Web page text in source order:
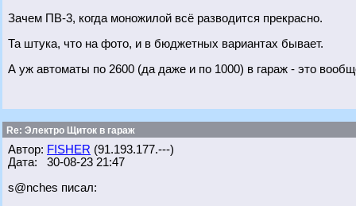
Зачем ПВ-3, когда моножилой всё разводится прекрасно.
Та штука, что на фото, и в бюджетных вариантах бывает.
А уж автоматы по 2600 (да даже и по 1000) в гараж - это
Re: Электро Щиток в гараж
Автор: FISHER (91.193.177.---)
Дата: 30-08-23 21:47
s@nches писал: